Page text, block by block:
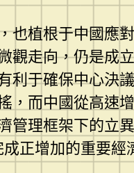
也植根于中國應
觀走向，仍是成
利于確保中心決
而中國從高速
理框架下的立
正增加的重要經